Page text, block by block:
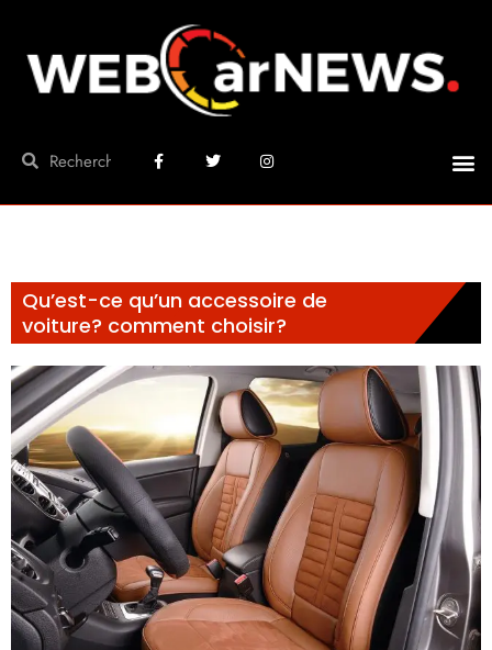
Qu’est-ce qu’un accessoire de
voiture? comment choisir?